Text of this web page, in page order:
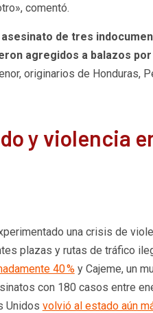
comentó.
de tres
agregidos a balazos
originarios de Honduras,
y violencia
una crisis de
plazas y rutas de tráfico
40 %y Cajeme, un
con 180 casos entre
Unidos volvió al estado aún